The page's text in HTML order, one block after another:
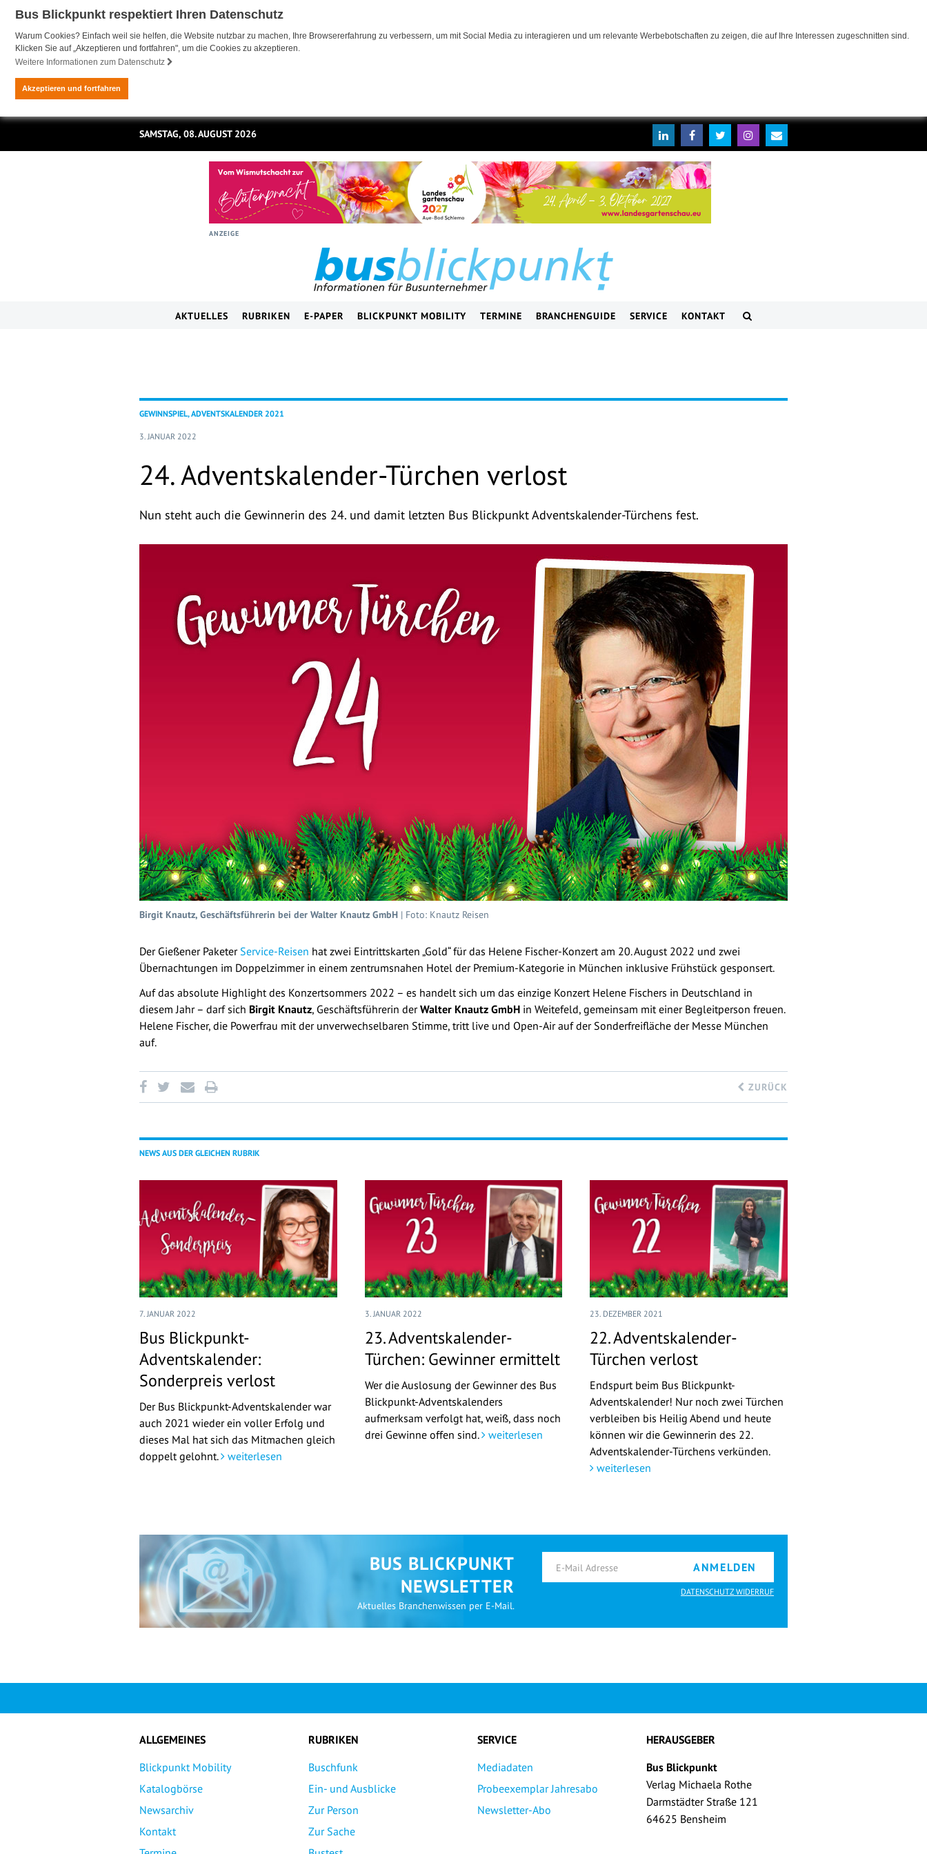
Bus Blickpunkt respektiert Ihren Datenschutz
Warum Cookies? Einfach weil sie helfen, die Website nutzbar zu machen, Ihre Browsererfahrung zu verbessern, um mit Social Media zu interagieren und um relevante Werbebotschaften zu zeigen, die auf Ihre Interessen zugeschnitten sind.
Klicken Sie auf „Akzeptieren und fortfahren", um die Cookies zu akzeptieren.
Weitere Informationen zum Datenschutz
Akzeptieren und fortfahren
SAMSTAG, 08. AUGUST 2026
ANZEIGE
AKTUELLES RUBRIKEN E-PAPER BLICKPUNKT MOBILITY TERMINE BRANCHENGUIDE SERVICE KONTAKT
GEWINNSPIEL, ADVENTSKALENDER 2021
3. JANUAR 2022
24. Adventskalender-Türchen verlost
Nun steht auch die Gewinnerin des 24. und damit letzten Bus Blickpunkt Adventskalender-Türchens fest.
Birgit Knautz, Geschäftsführerin bei der Walter Knautz GmbH | Foto: Knautz Reisen
Der Gießener PaketerService-Reisen hat zwei Eintrittskarten „Gold“ für das Helene Fischer-Konzert am 20. August 2022 und zwei
Übernachtungen im Doppelzimmer in einem zentrumsnahen Hotel der Premium-Kategorie in München inklusive Frühstück gesponsert.
Auf das absolute Highlight des Konzertsommers 2022 – es handelt sich um das einzige Konzert Helene Fischers in Deutschland in
diesem Jahr – darf sich Birgit Knautz, Geschäftsführerin derWalter Knautz GmbH in Weitefeld, gemeinsam mit einer Begleitperson freuen.
Helene Fischer, die Powerfrau mit der unverwechselbaren Stimme, tritt live und Open-Air auf der Sonderfreifläche der Messe München
auf.
ZURÜCK
NEWS AUS DER GLEICHEN RUBRIK
7. JANUAR 2022
Bus Blickpunkt-
Adventskalender:
Sonderpreis verlost
Der Bus Blickpunkt-Adventskalender war
auch 2021 wieder ein voller Erfolg und
dieses Mal hat sich das Mitmachen gleich
doppelt gelohnt.
weiterlesen
3. JANUAR 2022
23. Adventskalender-
Türchen: Gewinner ermittelt
Wer die Auslosung der Gewinner des Bus
Blickpunkt-Adventskalenders
aufmerksam verfolgt hat, weiß, dass noch
drei Gewinne offen sind. weiterlesen
23. DEZEMBER 2021
22. Adventskalender-
Türchen verlost
Endspurt beim Bus Blickpunkt-
Adventskalender! Nur noch zwei Türchen
verbleiben bis Heilig Abend und heute
können wir die Gewinnerin des 22.
Adventskalender-Türchens verkünden.
weiterlesen
BUS BLICKPUNKT
NEWSLETTER
Aktuelles Branchenwissen per E-Mail.
ANMELDEN
DATENSCHUTZ WIDERRUF
ALLGEMEINES
Blickpunkt Mobility
Katalogbörse
Newsarchiv
Kontakt
RUBRIKEN
Buschfunk
Ein- und Ausblicke
Zur Person
Zur Sache
SERVICE
Mediadaten
Probeexemplar Jahresabo
Newsletter-Abo
HERAUSGEBER
Bus Blickpunkt
Verlag Michaela Rothe
Darmstädter Straße 121
64625 Bensheim